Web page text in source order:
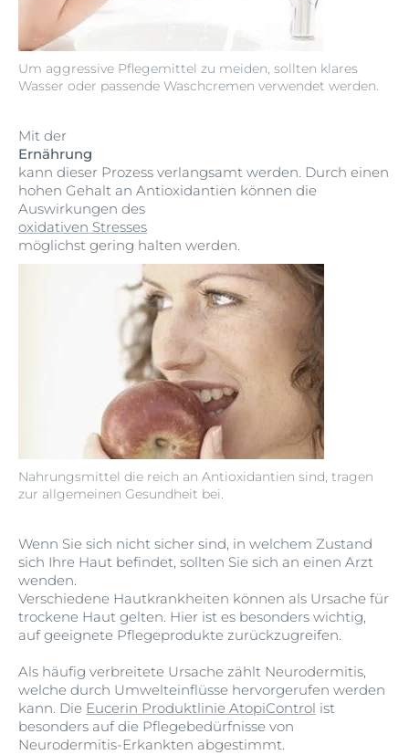
Um aggressive Pflegemittel zu meiden, sollten klares
Wasser oder passende Waschcremen verwendet werden.
Nahrungsmittel die reich an Antioxidantien sind, tragen
zur allgemeinen Gesundheit bei.
Mit der
Ernährung
kann dieser Prozess verlangsamt werden. Durch einen
hohen Gehalt an Antioxidantien können die
Auswirkungen des
oxidativen Stresses
möglichst gering halten werden.
Wenn Sie sich nicht sicher sind, in welchem Zustand
sich Ihre Haut befindet, sollten Sie sich an einen Arzt
wenden.
Verschiedene Hautkrankheiten können als Ursache für
trockene Haut gelten. Hier ist es besonders wichtig,
auf geeignete Pflegeprodukte zurückzugreifen.
Als häufig verbreitete Ursache zählt Neurodermitis,
welche durch Umwelteinflüsse hervorgerufen werden
kann. Die Eucerin Produktlinie AtopiControl ist
besonders auf die Pflegebedürfnisse von
Neurodermitis-Erkankten abgestimmt.